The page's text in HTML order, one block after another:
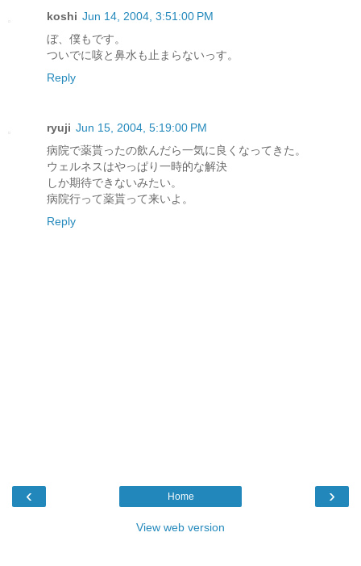
koshi Jun 14, 2004, 3:51:00 PM
ぼ、僕もです。
ついでに咳と鼻水も止まらないっす。
Reply
ryuji Jun 15, 2004, 5:19:00 PM
病院で薬貰ったの飲んだら一気に良くなってきた。
ウェルネスはやっぱり一時的な解決
しか期待できないみたい。
病院行って薬貰って来いよ。
Reply
‹ ›
Home
View web version